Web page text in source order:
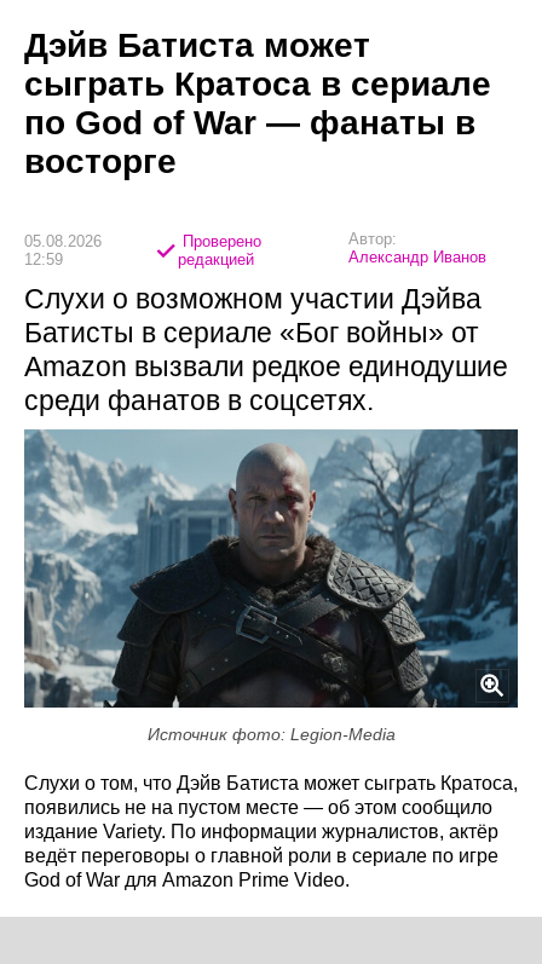
Дэйв Батиста может
сыграть Кратоса в сериале
по God of War — фанаты в
восторге
05.08.2026
12:59
Проверено
редакцией
Автор:
Александр Иванов
Слухи о возможном участии Дэйва
Батисты в сериале «Бог войны» от
Amazon вызвали редкое единодушие
среди фанатов в соцсетях.
Источник фото: Legion-Media
Слухи о том, что Дэйв Батиста может сыграть Кратоса,
появились не на пустом месте — об этом сообщило
издание Variety. По информации журналистов, актёр
ведёт переговоры о главной роли в сериале по игре
God of War для Amazon Prime Video.